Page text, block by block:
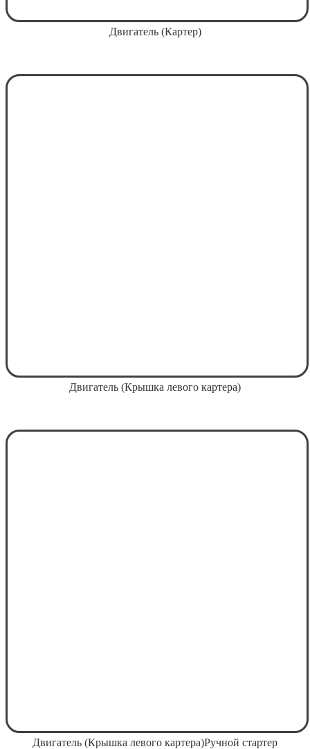
Двигатель (Картер)
Двигатель (Крышка левого картера)
Двигатель (Крышка левого картера)Ручной стартер